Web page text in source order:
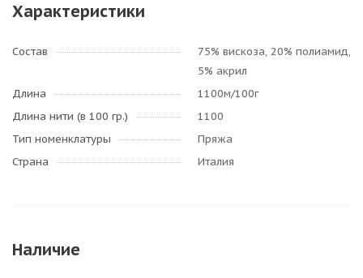
Характеристики
Состав
75% вискоза, 20% полиамид,
5% акрил
Длина
1100м/100г
Длина нити (в 100 гр.)
1100
Тип номенклатуры
Пряжа
Страна
Италия
Наличие